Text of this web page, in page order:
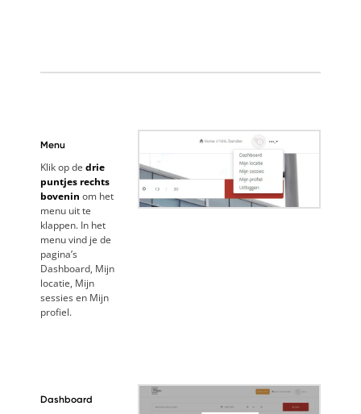
Menu
Klik op de drie
puntjes rechts
bovenin om het
menu uit te
klappen. In het
menu vind je de
pagina’s
Dashboard, Mijn
locatie, Mijn
sessies en Mijn
profiel.
Dashboard